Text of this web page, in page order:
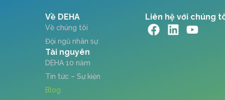
Về DEHA
Về chúng tôi
Đội ngũ nhân sự
Tài nguyên
DEHA 10 năm
Tin tức – Sự kiện
Blog
Liên hệ với chúng